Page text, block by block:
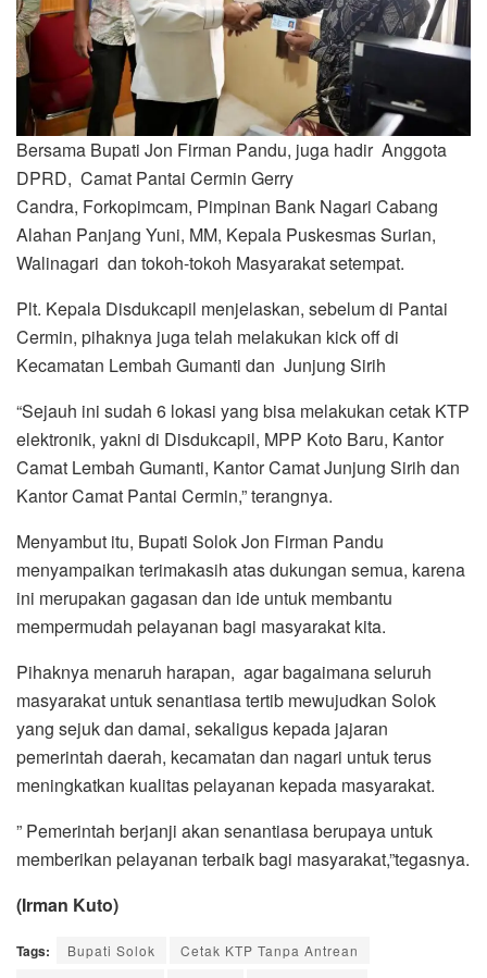
Bersama Bupati Jon Firman Pandu, juga hadir Anggota
DPRD, Camat Pantai Cermin Gerry
Candra, Forkopimcam, Pimpinan Bank Nagari Cabang
Alahan Panjang Yuni, MM, Kepala Puskesmas Surian,
Walinagari dan tokoh-tokoh Masyarakat setempat.
Plt. Kepala Disdukcapil menjelaskan, sebelum di Pantai
Cermin, pihaknya juga telah melakukan kick off di
Kecamatan Lembah Gumanti dan Junjung Sirih
“Sejauh ini sudah 6 lokasi yang bisa melakukan cetak KTP
elektronik, yakni di Disdukcapil, MPP Koto Baru, Kantor
Camat Lembah Gumanti, Kantor Camat Junjung Sirih dan
Kantor Camat Pantai Cermin,” terangnya.
Menyambut itu, Bupati Solok Jon Firman Pandu
menyampaikan terimakasih atas dukungan semua, karena
ini merupakan gagasan dan ide untuk membantu
mempermudah pelayanan bagi masyarakat kita.
Pihaknya menaruh harapan, agar bagaimana seluruh
masyarakat untuk senantiasa tertib mewujudkan Solok
yang sejuk dan damai, sekaligus kepada jajaran
pemerintah daerah, kecamatan dan nagari untuk terus
meningkatkan kualitas pelayanan kepada masyarakat.
” Pemerintah berjanji akan senantiasa berupaya untuk
memberikan pelayanan terbaik bagi masyarakat,”tegasnya.
(Irman Kuto)
Tags: Bupati Solok
Cetak KTP Tanpa Antrean